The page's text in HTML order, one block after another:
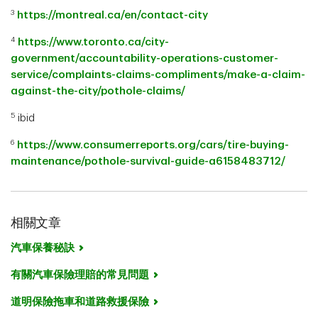
3 https://montreal.ca/en/contact-city
4 https://www.toronto.ca/city-
government/accountability-operations-customer-
service/complaints-claims-compliments/make-a-claim-
against-the-city/pothole-claims/
5 ibid
6 https://www.consumerreports.org/cars/tire-buying-
maintenance/pothole-survival-guide-a6158483712/
相關文章
汽車保養秘訣
有關汽車保險理賠的常見問題
道明保險拖車和道路救援保險